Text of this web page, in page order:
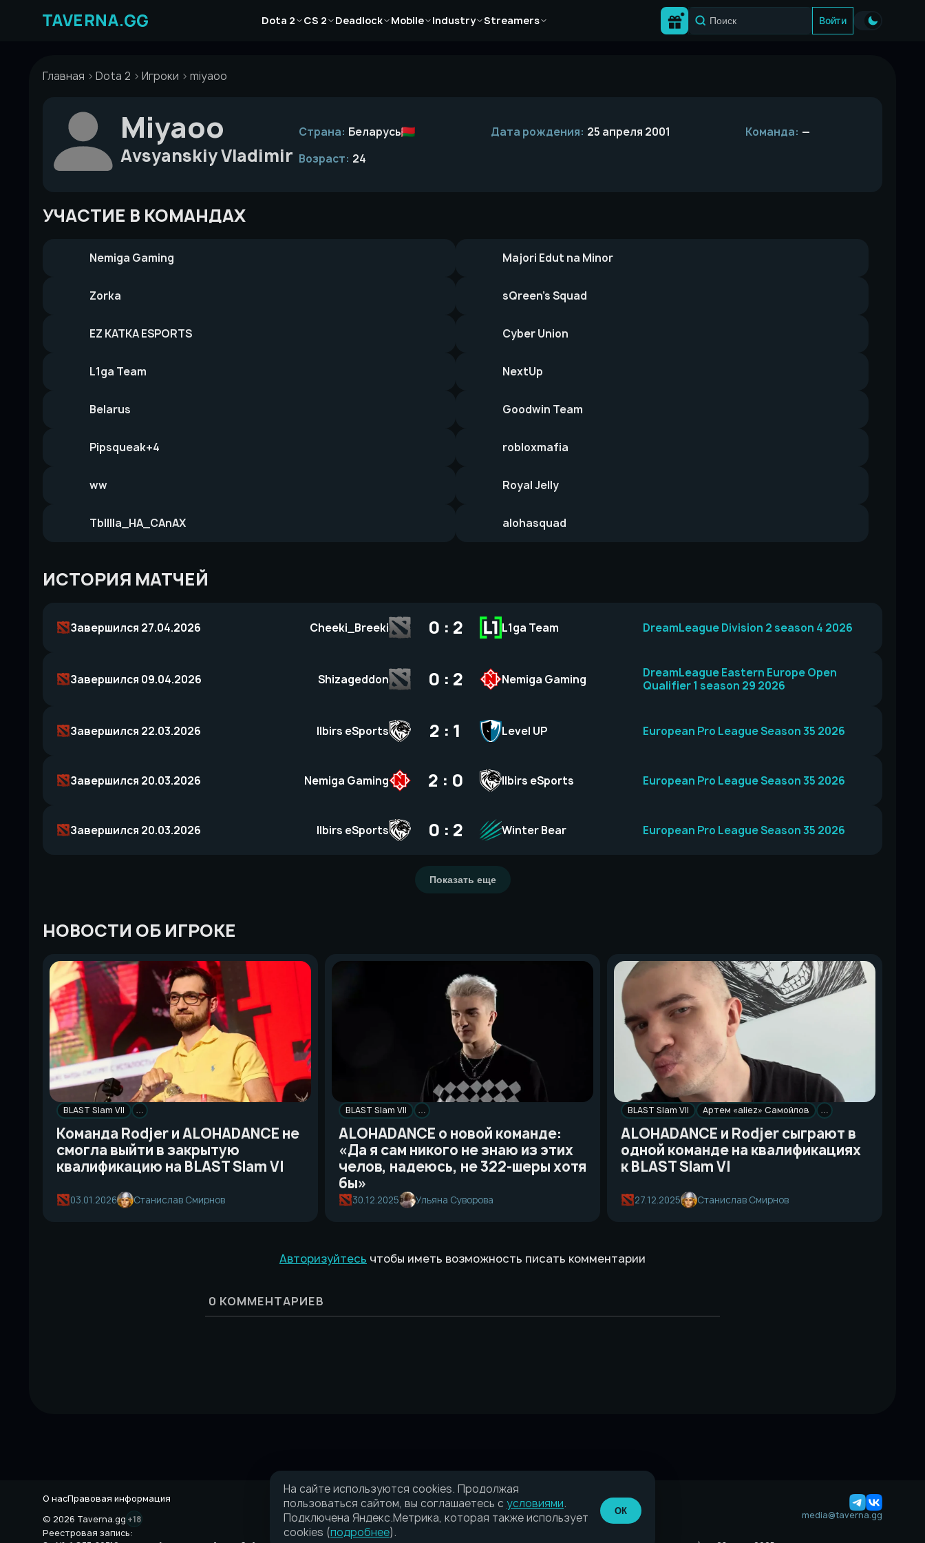
Dota 2
Статьи CS 2
СтатьиDeadlock
Статьи
Mobile
Статьи Industry
Статьи
Streamers
Статьи
Войти
Главная Dota 2 Игроки miyaoo
Miyaoo
Avsyanskiy Vladimir
Страна: Беларусь Дата рождения: 25 апреля 2001 Команда: —
Возраст: 24
УЧАСТИЕ В КОМАНДАХ
Nemiga Gaming Majori Edut na Minor
Zorka sQreen’s Squad
EZ KATKA ESPORTS Cyber Union
L1ga Team NextUp
Belarus Goodwin Team
Pipsqueak+4 robloxmafia
ww Royal Jelly
TbIIIIa_HA_CAnAX alohasquad
ИСТОРИЯ МАТЧЕЙ
Завершился 27.04.2026 Cheeki_Breeki 0 : 2 L1ga Team DreamLeague Division 2 season 4 2026
Завершился 09.04.2026 Shizageddon 0 : 2 Nemiga Gaming
DreamLeague Eastern Europe Open
Qualifier 1 season 29 2026
Завершился 22.03.2026 Ilbirs eSports 2 : 1 Level UP European Pro League Season 35 2026
Завершился 20.03.2026 Nemiga Gaming 2 : 0 Ilbirs eSports European Pro League Season 35 2026
Завершился 20.03.2026 Ilbirs eSports 0 : 2 Winter Bear European Pro League Season 35 2026
Показать еще
НОВОСТИ ОБ ИГРОКЕ
BLAST Slam VII …
Команда Rodjer и ALOHADANCE не
смогла выйти в закрытую
квалификацию на BLAST Slam VI
03.01.2026 Станислав Смирнов
BLAST Slam VII …
ALOHADANCE о новой команде:
«Да я сам никого не знаю из этих
челов, надеюсь, не 322-шеры хотя
бы»
30.12.2025 Ульяна Суворова
BLAST Slam VII Артем «aliez» Самойлов …
ALOHADANCE и Rodjer сыграют в
одной команде на квалификациях
к BLAST Slam VI
27.12.2025 Станислав Смирнов
Авторизуйтесь чтобы иметь возможность писать комментарии
0 КОММЕНТАРИЕВ
О насПравовая информация
© 2026 Taverna.gg +18
media@taverna.gg
Реестровая запись:
На сайте используются cookies. Продолжая
пользоваться сайтом, вы соглашаетесь с условиями.
Подключена Яндекс.Метрика, которая также использует
cookies (подробнее).
ОК